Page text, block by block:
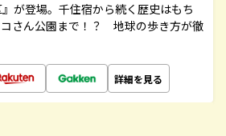
が登場。千住宿から続く歴史はもち
さん公園まで！？ 地球の歩き方が徹
詳細を見る